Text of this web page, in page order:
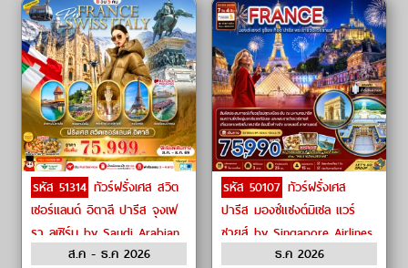
รหัส 51314 ทัวร์ฝรั่งเศส สวิต
เซอร์แลนด์ อิตาลี ปารีส จุงเฟ
รา ลูเซิร์น by Saudi Arabian
Airlinesส.ค - ธ.ค 2026
รหัส 50107 ทัวร์ฝรั่งเศส
ปารีส มองซ์แซงต์มิเชล แวร์
ซายส์ by Singapore Airlines
ธ.ค 2026